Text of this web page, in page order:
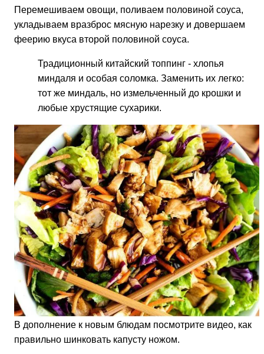
Перемешиваем овощи, поливаем половиной соуса,
укладываем вразброс мясную нарезку и довершаем
феерию вкуса второй половиной соуса.
Традиционный китайский топпинг - хлопья
миндаля и особая соломка. Заменить их легко:
тот же миндаль, но измельченный до крошки и
любые хрустящие сухарики.
В дополнение к новым блюдам посмотрите видео, как
правильно шинковать капусту ножом.